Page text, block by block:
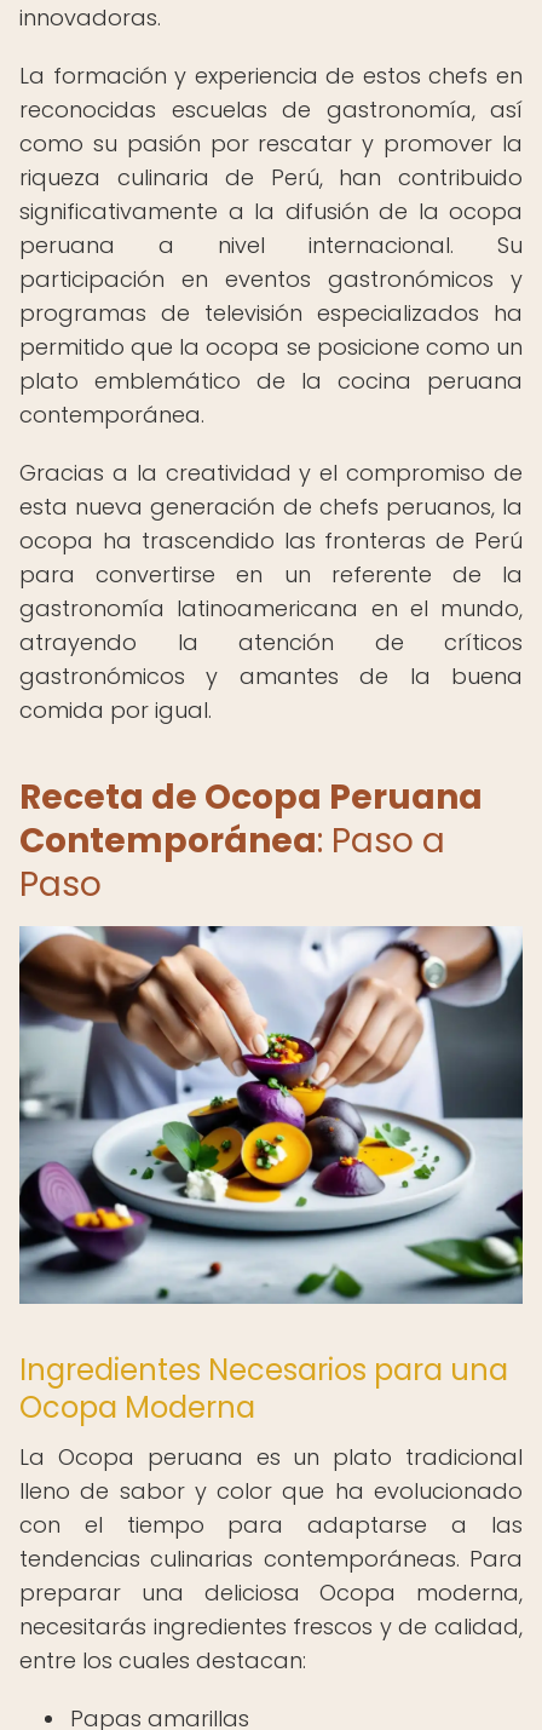
innovadoras.
La formación y experiencia de estos chefs en
reconocidas escuelas de gastronomía, así
como su pasión por rescatar y promover la
riqueza culinaria de Perú, han contribuido
significativamente a la difusión de la ocopa
peruana a nivel internacional. Su
participación en eventos gastronómicos y
programas de televisión especializados ha
permitido que la ocopa se posicione como un
plato emblemático de la cocina peruana
contemporánea.
Gracias a la creatividad y el compromiso de
esta nueva generación de chefs peruanos, la
ocopa ha trascendido las fronteras de Perú
para convertirse en un referente de la
gastronomía latinoamericana en el mundo,
atrayendo la atención de críticos
gastronómicos y amantes de la buena
comida por igual.
Receta de Ocopa Peruana
Contemporánea: Paso a
Paso
Ingredientes Necesarios para una
Ocopa Moderna
La Ocopa peruana es un plato tradicional
lleno de sabor y color que ha evolucionado
con el tiempo para adaptarse a las
tendencias culinarias contemporáneas. Para
preparar una deliciosa Ocopa moderna,
necesitarás ingredientes frescos y de calidad,
entre los cuales destacan:
Papas amarillas